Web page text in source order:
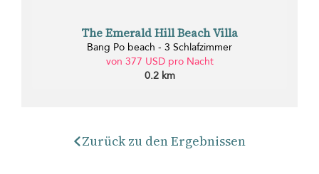
The Emerald Hill Beach Villa
Bang Po beach - 3 Schlafzimmer
von 377 USD pro Nacht
0.2 km
Zurück zu den Ergebnissen